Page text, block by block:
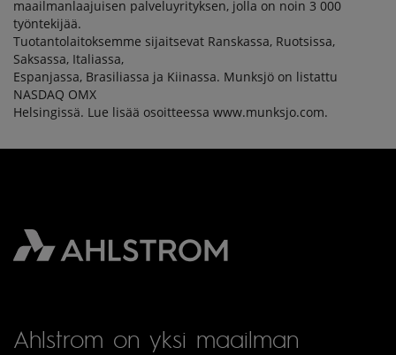
maailmanlaajuisen palveluyrityksen, jolla on noin 3 000
työntekijää.
Tuotantolaitoksemme sijaitsevat Ranskassa, Ruotsissa,
Saksassa, Italiassa,
Espanjassa, Brasiliassa ja Kiinassa. Munksjö on listattu
NASDAQ OMX
Helsingissä. Lue lisää osoitteessa www.munksjo.com.
Ahlstrom on yksi maailman